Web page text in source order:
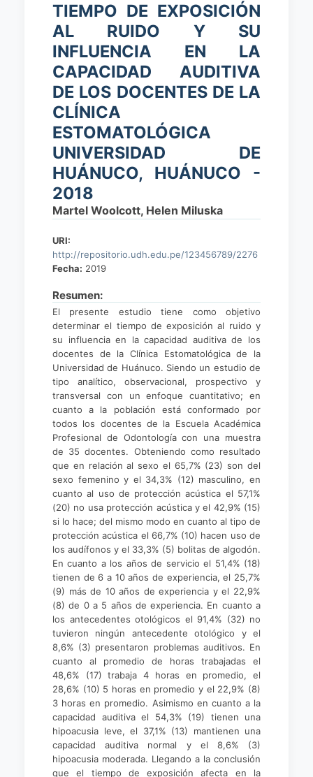
TIEMPO DE EXPOSICIÓN
AL RUIDO Y SU
INFLUENCIA EN LA
CAPACIDAD AUDITIVA
DE LOS DOCENTES DE LA
CLÍNICA
ESTOMATOLÓGICA
UNIVERSIDAD DE
HUÁNUCO, HUÁNUCO -
2018
Martel Woolcott, Helen Miluska
URI:
http://repositorio.udh.edu.pe/123456789/2276
Fecha: 2019
Resumen:
El presente estudio tiene como objetivo
determinar el tiempo de exposición al ruido y
su influencia en la capacidad auditiva de los
docentes de la Clínica Estomatológica de la
Universidad de Huánuco. Siendo un estudio de
tipo analítico, observacional, prospectivo y
transversal con un enfoque cuantitativo; en
cuanto a la población está conformado por
todos los docentes de la Escuela Académica
Profesional de Odontología con una muestra
de 35 docentes. Obteniendo como resultado
que en relación al sexo el 65,7% (23) son del
sexo femenino y el 34,3% (12) masculino, en
cuanto al uso de protección acústica el 57,1%
(20) no usa protección acústica y el 42,9% (15)
si lo hace; del mismo modo en cuanto al tipo de
protección acústica el 66,7% (10) hacen uso de
los audífonos y el 33,3% (5) bolitas de algodón.
En cuanto a los años de servicio el 51,4% (18)
tienen de 6 a 10 años de experiencia, el 25,7%
(9) más de 10 años de experiencia y el 22,9%
(8) de 0 a 5 años de experiencia. En cuanto a
los antecedentes otológicos el 91,4% (32) no
tuvieron ningún antecedente otológico y el
8,6% (3) presentaron problemas auditivos. En
cuanto al promedio de horas trabajadas el
48,6% (17) trabaja 4 horas en promedio, el
28,6% (10) 5 horas en promedio y el 22,9% (8)
3 horas en promedio. Asimismo en cuanto a la
capacidad auditiva el 54,3% (19) tienen una
hipoacusia leve, el 37,1% (13) mantienen una
capacidad auditiva normal y el 8,6% (3)
hipoacusia moderada. Llegando a la conclusión
que el tiempo de exposición afecta en la